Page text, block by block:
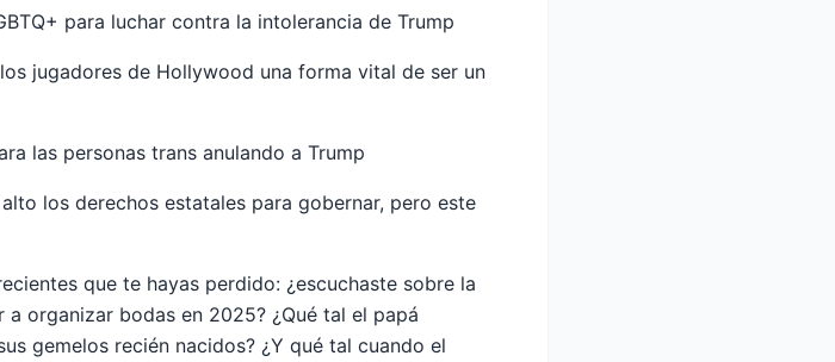
para luchar contra la intolerancia de Trump
jugadores de Hollywood una forma vital de ser un
las personas trans anulando a Trump
los derechos estatales para gobernar, pero este
que te hayas perdido: ¿escuchaste sobre la
organizar bodas en 2025? ¿Qué tal el papá
gemelos recién nacidos? ¿Y qué tal cuando el